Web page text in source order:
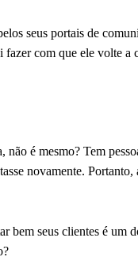
seus portais de
com que ele volte a
é mesmo? Tem
novamente.
seus clientes é um